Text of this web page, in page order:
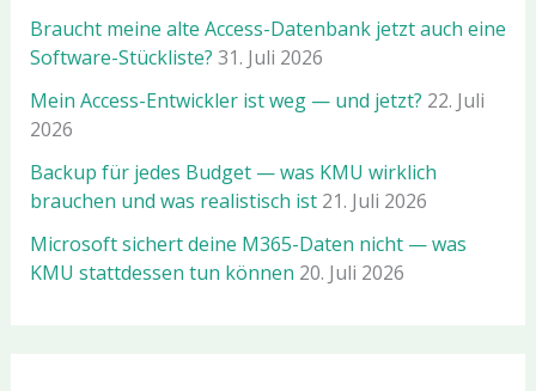
Braucht meine alte Access-Datenbank jetzt auch eine
Software-Stückliste? 31. Juli 2026
Mein Access-Entwickler ist weg — und jetzt? 22. Juli
2026
Backup für jedes Budget — was KMU wirklich
brauchen und was realistisch ist 21. Juli 2026
Microsoft sichert deine M365-Daten nicht — was
KMU stattdessen tun können 20. Juli 2026